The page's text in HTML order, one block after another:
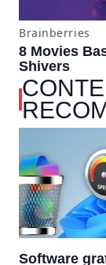
Software